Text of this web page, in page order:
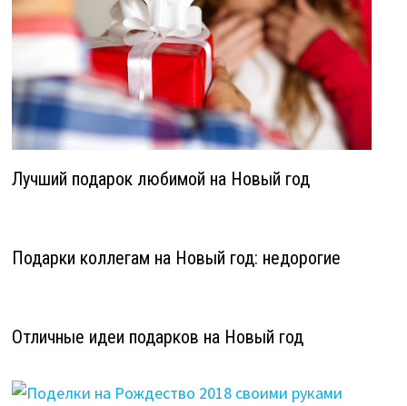
Лучший подарок любимой на Новый год
Подарки коллегам на Новый год: недорогие
Отличные идеи подарков на Новый год